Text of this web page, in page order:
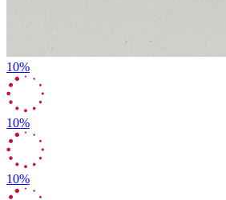
10%
10%
10%